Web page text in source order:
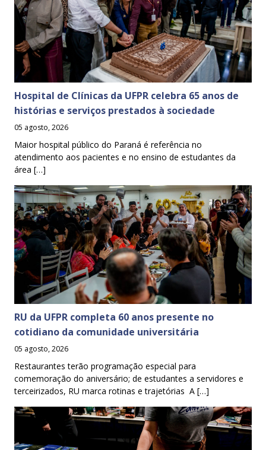
Hospital de Clínicas da UFPR celebra 65 anos de
histórias e serviços prestados à sociedade
05 agosto, 2026
Maior hospital público do Paraná é referência no
atendimento aos pacientes e no ensino de estudantes da
área […]
RU da UFPR completa 60 anos presente no
cotidiano da comunidade universitária
05 agosto, 2026
Restaurantes terão programação especial para
comemoração do aniversário; de estudantes a servidores e
terceirizados, RU marca rotinas e trajetórias A […]